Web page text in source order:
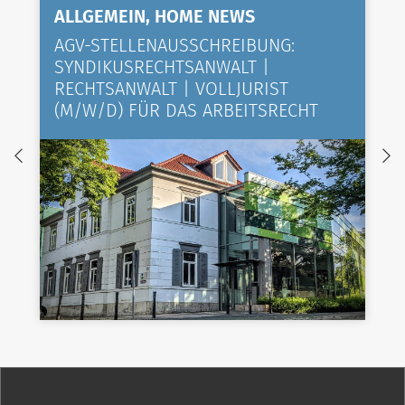
ALLGEMEIN, HOME NEWS
AGV-STELLENAUSSCHREIBUNG:
SYNDIKUSRECHTSANWALT |
RECHTSANWALT | VOLLJURIST
(M/W/D) FÜR DAS ARBEITSRECHT